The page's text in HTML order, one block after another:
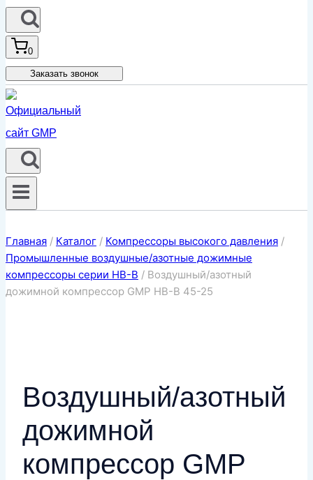
0
Заказать звонок
Главная / Каталог / Компрессоры высокого давления /
Промышленные воздушные/азотные дожимные
компрессоры серии HB-B / Воздушный/азотный
дожимной компрессор GMP HB-B 45-25
Воздушный/азотный
дожимной
компрессор GMP